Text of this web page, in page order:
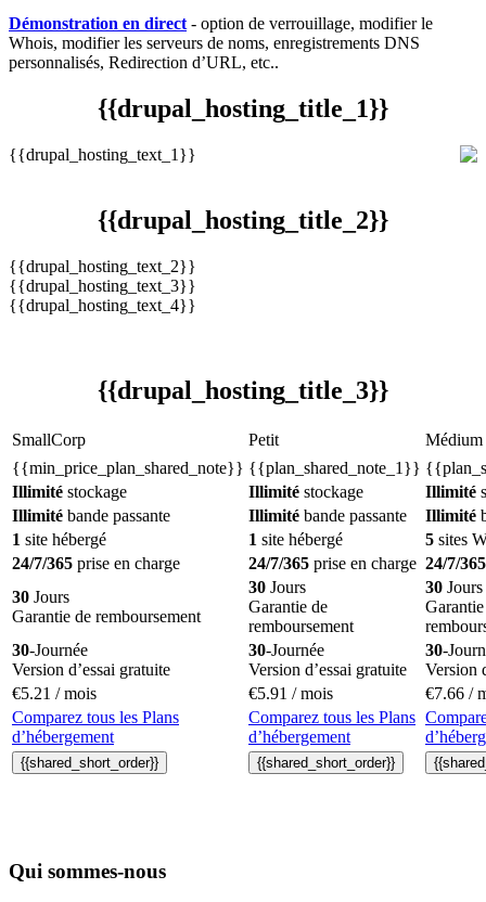
Démonstration en direct - option de verrouillage, modifier le
Whois, modifier les serveurs de noms, enregistrements DNS
personnalisés, Redirection d’URL, etc..
{{drupal_hosting_title_1}}
{{drupal_hosting_text_1 }}
{{drupal_hosting_title_2}}
{{drupal_hosting_text_2}}
{{drupal_hosting_text_3}}
{{drupal_hosting_text_4}}
{{drupal_hosting_title_3}}
SmallCorp Petit
Médium
{{min_price_plan_shared_note}} {{plan_shared_note_1}}
Illimité stockage Illimité stockage Illimité
Illimité bande passante Illimité bande passante Illimité
1 site hébergé 1 site hébergé 5 sites
24/7/365 prise en charge 24/7/365 prise en charge 24/7/365
30 Jours
Garantie de remboursement
30 Jours
Garantie de
remboursement
30 Jours
30-Journée
Version d’essai gratuite
30-Journée
Version d’essai gratuite
30-
Version
€5.21 / mois €5.91 / mois €7.66 /
Comparez tous les Plans
d’hébergement
Comparez tous les Plans
d’hébergement
{{shared_short_order}} {{shared_short_order}}
Qui sommes-nous